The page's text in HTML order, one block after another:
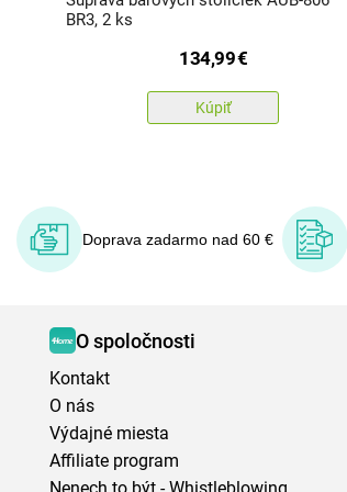
BR3, 2 ks
134,99€
Kúpiť
Doprava zadarmo nad 60 €
O spoločnosti
Kontakt
O nás
Výdajné miesta
Affiliate program